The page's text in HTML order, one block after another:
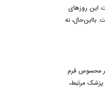
موضوعات این روزهای
بااین‌حال، نه
مراسم معارفه او در تابستان ۲۰۱۸ با عکس‌های تازه، تغییر محسوس فرم
بااین‌حال، خود وینیسیوس و پزشک مرتبط،